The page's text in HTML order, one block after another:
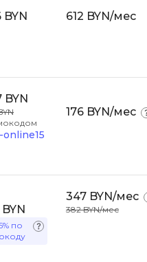
BYN 612 BYN/мес
BYN
176 BYN/мес
BYN
по
347 BYN/мес
382 BYN/мес